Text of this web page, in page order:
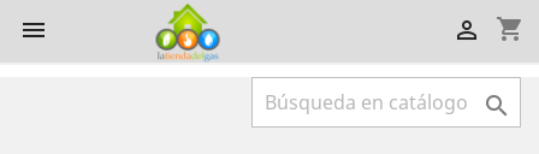
 shopping_cart

